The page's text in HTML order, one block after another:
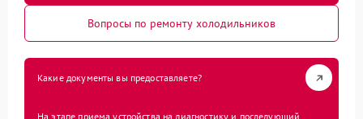
Вопросы по ремонту холодильников
Какие документы вы предоставляете?
На этапе приема устройства на диагностику и последующий